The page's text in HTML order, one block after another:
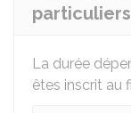
particuliers
La durée
êtes inscrit au